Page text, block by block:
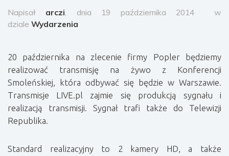
Napisał arczi, dnia 19 października 2014
w
dziale Wydarzenia
20 października na zlecenie firmy Popler będziemy
realizować transmisję na żywo z Konferencji
Smoleńskiej, która odbywać się będzie w Warszawie.
Transmisje LIVE.pl zajmie się produkcją sygnału i
realizacją transmisji. Sygnał trafi także do Telewizji
Republika.
Standard realizacyjny to 2 kamery HD, a także